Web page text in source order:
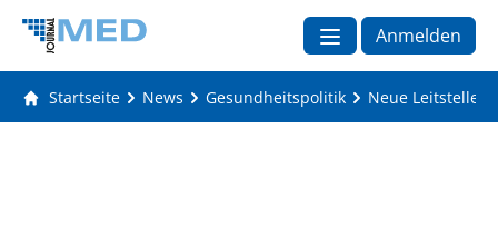
Anmelden
Startseite News Gesundheitspolitik Neue